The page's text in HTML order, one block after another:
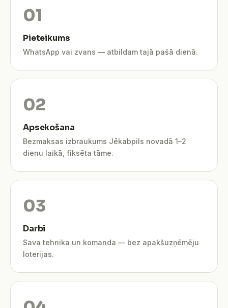
Pieteikums
WhatsApp vai zvans — atbildam tajā pašā dienā.
Apsekošana
Bezmaksas izbraukums Jēkabpils novadā 1–2
dienu laikā, fiksēta tāme.
Darbi
Sava tehnika un komanda — bez apakšuzņēmēju
loterijas.